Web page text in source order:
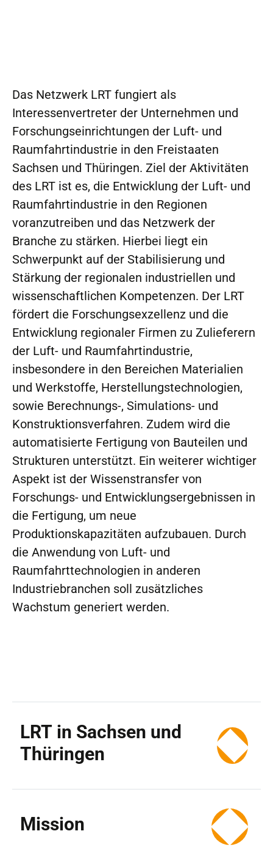
Das Netzwerk LRT fungiert als
Interessenvertreter der Unternehmen und
Forschungseinrichtungen der Luft- und
Raumfahrtindustrie in den Freistaaten
Sachsen und Thüringen. Ziel der Aktivitäten
des LRT ist es, die Entwicklung der Luft- und
Raumfahrtindustrie in den Regionen
voranzutreiben und das Netzwerk der
Branche zu stärken. Hierbei liegt ein
Schwerpunkt auf der Stabilisierung und
Stärkung der regionalen industriellen und
wissenschaftlichen Kompetenzen. Der LRT
fördert die Forschungsexzellenz und die
Entwicklung regionaler Firmen zu Zulieferern
der Luft- und Raumfahrtindustrie,
insbesondere in den Bereichen Materialien
und Werkstoffe, Herstellungstechnologien,
sowie Berechnungs-, Simulations- und
Konstruktionsverfahren. Zudem wird die
automatisierte Fertigung von Bauteilen und
Strukturen unterstützt. Ein weiterer wichtiger
Aspekt ist der Wissenstransfer von
Forschungs- und Entwicklungsergebnissen in
die Fertigung, um neue
Produktionskapazitäten aufzubauen. Durch
die Anwendung von Luft- und
Raumfahrttechnologien in anderen
Industriebranchen soll zusätzliches
Wachstum generiert werden.
LRT in Sachsen und
Thüringen
Mission